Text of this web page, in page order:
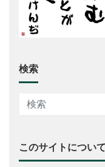
検索
このサイトについて